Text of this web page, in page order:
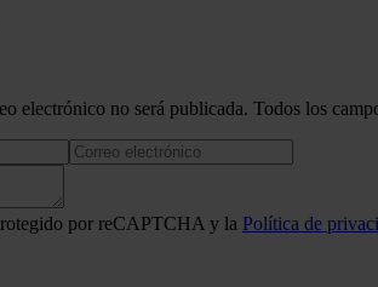
electrónico no será publicada. Todos los
por reCAPTCHA y la Política de